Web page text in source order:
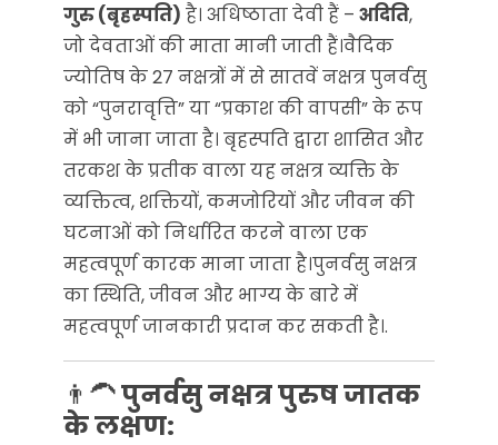
गुरु (बृहस्पति) है। अधिष्ठाता देवी हैं – अदिति,
जो देवताओं की माता मानी जाती हैं।वैदिक
ज्योतिष के 27 नक्षत्रों में से सातवें नक्षत्र पुनर्वसु
को “पुनरावृत्ति” या “प्रकाश की वापसी” के रूप
में भी जाना जाता है। बृहस्पति द्वारा शासित और
तरकश के प्रतीक वाला यह नक्षत्र व्यक्ति के
व्यक्तित्व, शक्तियों, कमजोरियों और जीवन की
घटनाओं को निर्धारित करने वाला एक
महत्वपूर्ण कारक माना जाता है।पुनर्वसु नक्षत्र
का स्थिति, जीवन और भाग्य के बारे में
महत्वपूर्ण जानकारी प्रदान कर सकती है।.
👨‍🦱पुनर्वसु नक्षत्र पुरुष जातक
के लक्षण: